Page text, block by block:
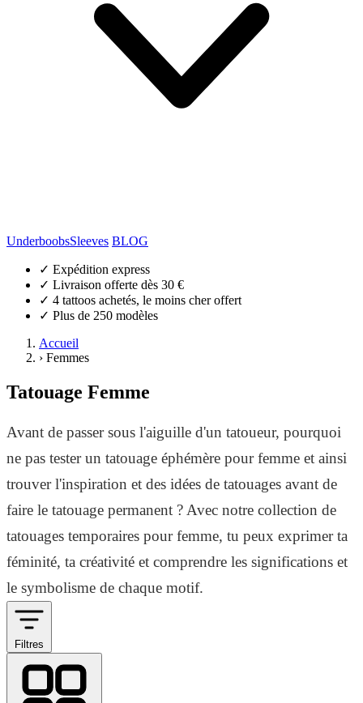
UnderboobsSleeves BLOG
✓ Expédition express
✓ Livraison offerte dès 30 €
✓ 4 tattoos achetés, le moins cher offert
✓ Plus de 250 modèles
Accueil
› Femmes
Tatouage Femme
Avant de passer sous l'aiguille d'un tatoueur, pourquoi
ne pas tester un tatouage éphémère pour femme et ainsi
trouver l'inspiration et des idées de tatouages avant de
faire le tatouage permanent ? Avec notre collection de
tatouages temporaires pour femme, tu peux exprimer ta
féminité, ta créativité et comprendre les significations et
le symbolisme de chaque motif.
Filtres